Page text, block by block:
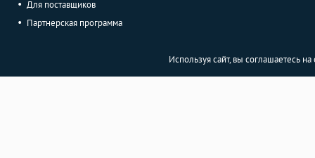
Для поставщиков
Партнерская программа
Используя сайт, вы соглашаетесь